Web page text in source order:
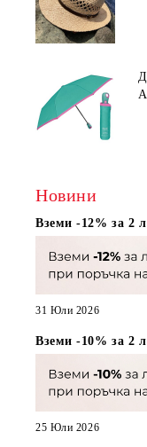
Новини
Вземи -12% за 2
31 Юли 2026
Вземи -10% за 2
25 Юли 2026